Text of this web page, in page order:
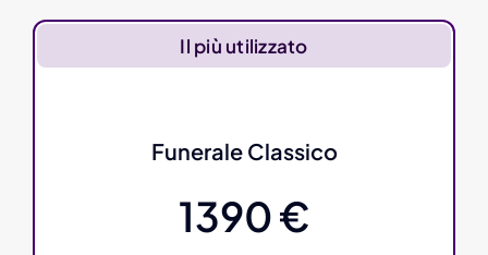
Il più utilizzato
Funerale Classico
1390 €